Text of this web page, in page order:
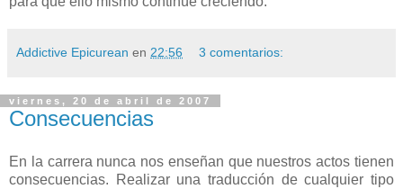
Addictive Epicurean en 22:56 3 comentarios:
viernes, 20 de abril de 2007
Consecuencias
En la carrera nunca nos enseñan que nuestros actos tienen
consecuencias. Realizar una traducción de cualquier tipo